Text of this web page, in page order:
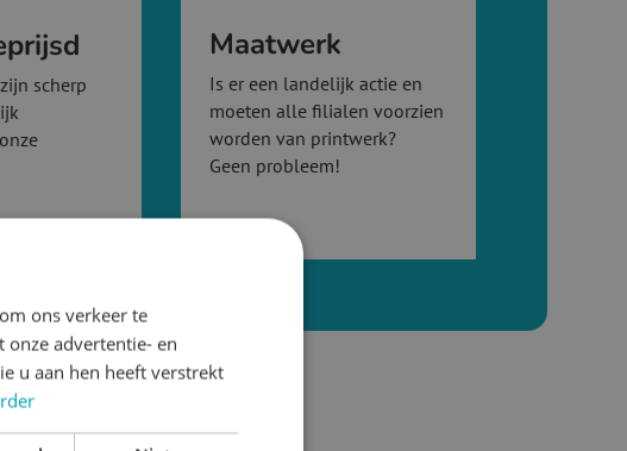
scherp
Maatwerk
Is er een landelijk actie en
moeten alle filialen voorzien
worden van printwerk?
Geen probleem!
ons verkeer te
advertentie- en
u aan hen heeft verstrekt